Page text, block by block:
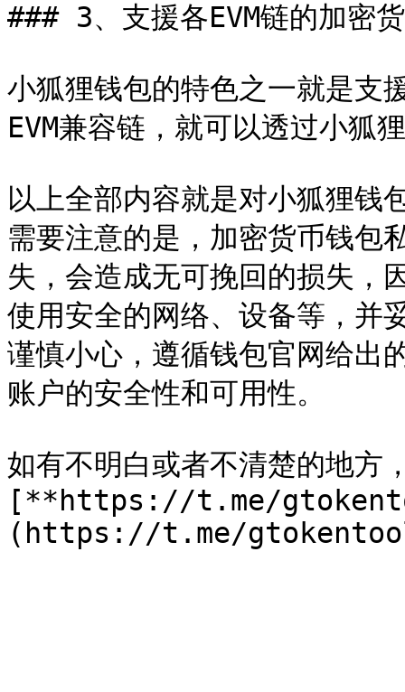
### 3、支援各EVM链的加密
小狐狸钱包的特色之一就是支
EVM兼容链，就可以透过小狐
以上全部内容就是对小狐狸钱
需要注意的是，加密货币钱包
失，会造成无可挽回的损失，
使用安全的网络、设备等，并
谨慎小心，遵循钱包官网给出
账户的安全性和可用性。
如有不明白或者不清楚的地方
[**https://t.me/